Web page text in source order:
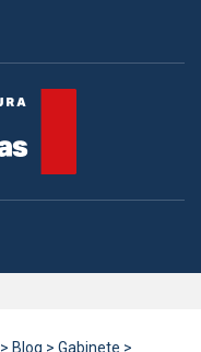
> Blog > Gabinete >